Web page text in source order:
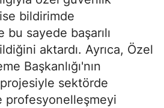
bildirimde
sayede başarılı
aktardı. Ayrıca, Özel
Başkanlığı'nın
sektörde
profesyonelleşmeyi